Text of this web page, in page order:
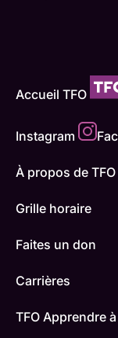
Accueil TFO
Instagram
À propos de TFO
Grille horaire
Faites un don
Carrières
TFO Apprendre